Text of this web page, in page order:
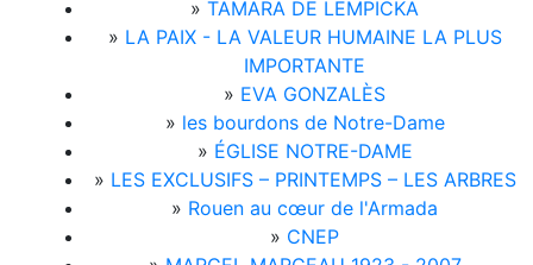
» TAMARA DE LEMPICKA
» LA PAIX - LA VALEUR HUMAINE LA PLUS
IMPORTANTE
» EVA GONZALÈS
» les bourdons de Notre-Dame
» ÉGLISE NOTRE-DAME
» LES EXCLUSIFS – PRINTEMPS – LES ARBRES
» Rouen au cœur de l'Armada
» CNEP